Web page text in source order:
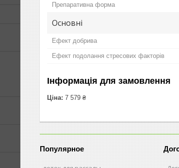
Препаративна форма
Основні
Ефект добрива
Ефект подолання стресових факторів
Інформація для замовлення
Ціна: 7 579 ₴
Популярное